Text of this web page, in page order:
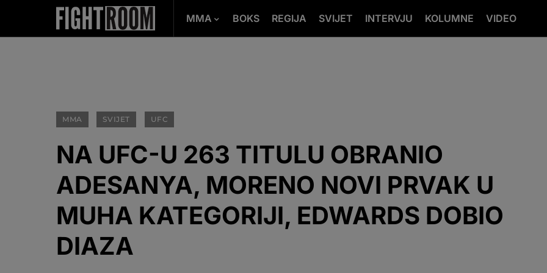
MMA BOKS REGIJA SVIJET INTERVJU KOLUMNE VIDEO
MMA SVIJET UFC
NA UFC-U 263 TITULU OBRANIO
ADESANYA, MORENO NOVI PRVAK U
MUHA KATEGORIJI, EDWARDS DOBIO
DIAZA